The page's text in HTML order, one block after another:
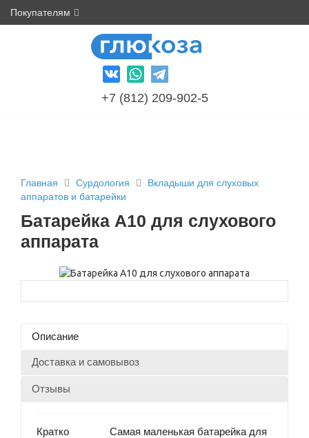
Покупателям
+7 (812) 209-902-5
Главная Сурдология
Вкладыши для слуховых
аппаратов и батарейки
Батарейка A10 для слухового
аппарата
Описание
Доставка и самовывоз
Отзывы
Кратко
Самая маленькая батарейка для